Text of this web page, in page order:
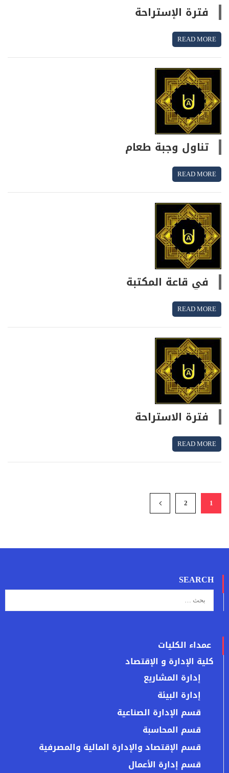
فترة الإستراحة
READ MORE
تناول وجبة طعام
READ MORE
في قاعة المكتبة
READ MORE
فترة الاستراحة
READ MORE
1
2
SEARCH
عمداء الكليات
كلية الإدارة و الإقتصاد
إدارة المشاريع
إدارة البيئة
قسم الإدارة الصناعية
قسم المحاسبة
قسم الإقتصاد والإدارة المالية والمصرفية
قسم إدارة الأعمال